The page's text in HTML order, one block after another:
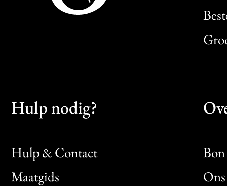
Hulp nodig?
Hulp & Contact
Maatgids